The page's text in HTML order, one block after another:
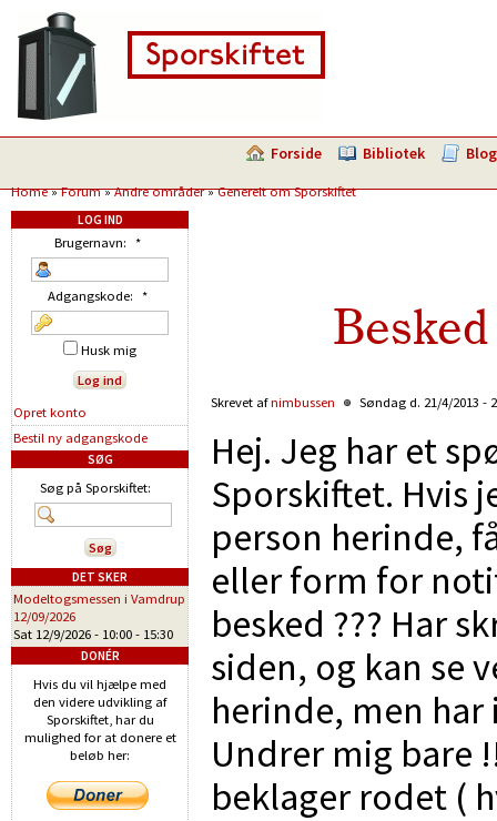
Forside Bibliotek Blog
Home»Forum»Andre områder»Generelt om Sporskiftet
Skrevet afnimbussen Søndag d. 21/4/2013 -
Hej. Jeg har et
Sporskiftet. Hvis
person herinde,
eller form for
besked ??? Har
siden, og kan se
herinde, men
Undrer mig bare
beklager rodet (
LOG IND
Brugernavn: *
Adgangskode: *
Husk mig
Opret konto
Bestil ny adgangskode
SØG
Søg på Sporskiftet:
DET SKER
Modeltogsmessen i Vamdrup
12/09/2026
Sat 12/9/2026 - 10:00 - 15:30
DONÉR
Hvis du vil hjælpe med
den videre udvikling af
Sporskiftet, har du
mulighed for at donere et
beløb her: